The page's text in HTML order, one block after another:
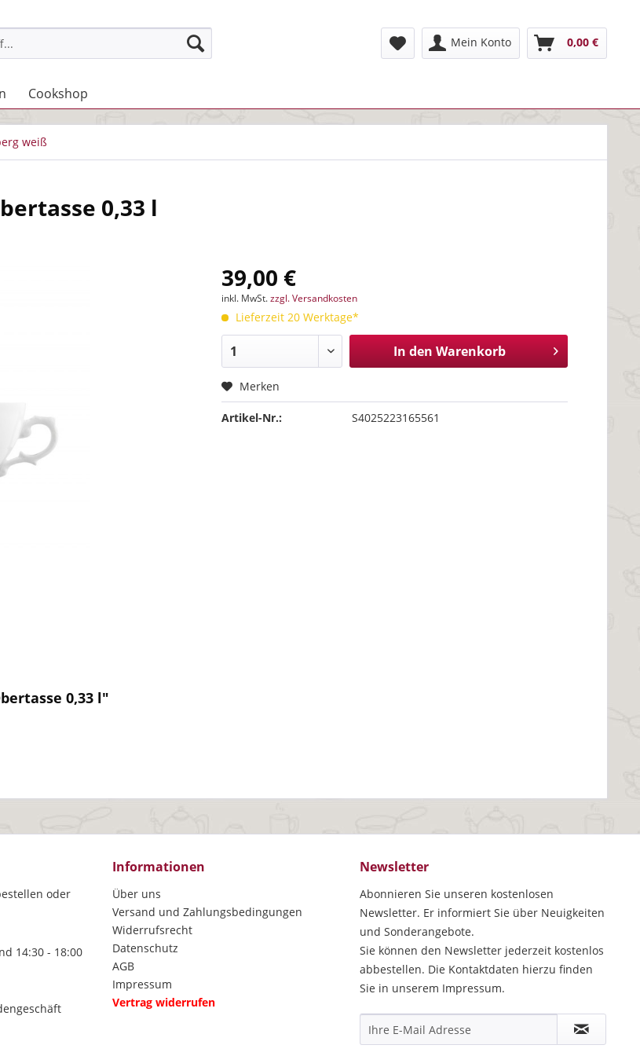
Mein Konto 0,00 €
Cookshop
weiß
0,33 l
39,00 €
inkl. MwSt.zzgl. Versandkosten
Lieferzeit 20 Werktage*
In den Warenkorb
Merken
Artikel-Nr.: S4025223165561
0,33 l"
oder
14:30 - 18:00
Informationen
Über uns
Versand und Zahlungsbedingungen
Widerrufsrecht
Datenschutz
AGB
Impressum
Vertrag widerrufen
Newsletter
Abonnieren Sie unseren kostenlosen
Newsletter. Er informiert Sie über Neuigkeiten
und Sonderangebote.
Sie können den Newsletter jederzeit kostenlos
abbestellen. Die Kontaktdaten hierzu finden
Sie in unserem Impressum.